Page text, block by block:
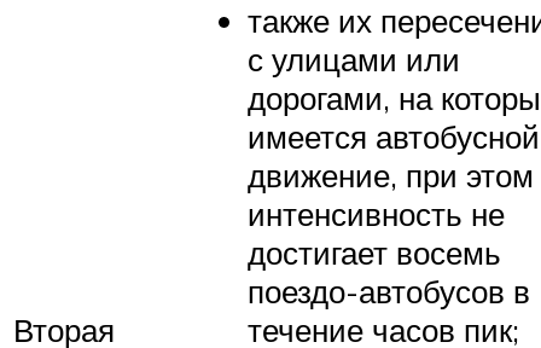
Вторая
также их
с улицами или
дорогами, на
имеется автобусной
движение, при этом
интенсивность не
достигает восемь
поездо-автобусов в
течение часов пик;